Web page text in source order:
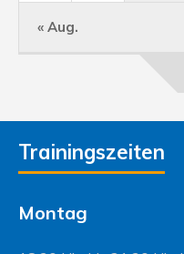
« Aug.
Trainingszeiten
Montag